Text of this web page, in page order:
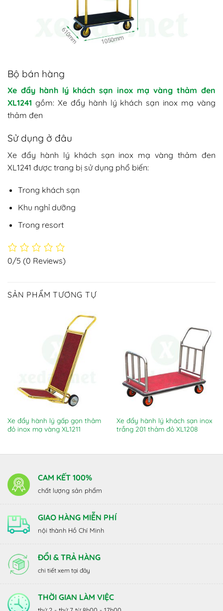
Bộ bán hàng
Xe đẩy hành lý khách sạn inox mạ vàng thảm đen
XL1241 gồm: Xe đẩy hành lý khách sạn inox mạ vàng
thảm đen
Sử dụng ở đâu
Xe đẩy hành lý khách sạn inox mạ vàng thảm đen
XL1241 được trang bị sử dụng phổ biến:
Trong khách sạn
Khu nghỉ dưỡng
Trong resort
0/5 (0 Reviews)
SẢN PHẨM TƯƠNG TỰ
Xe đẩy hành lý gấp gọn thảm
đỏ inox mạ vàng XL1211
Xe đẩy hành lý khách sạn inox
trắng 201 thảm đỏ XL1208
CAM KẾT 100%
chất lượng sản phẩm
GIAO HÀNG MIỄN PHÍ
nội thành Hồ Chí Minh
ĐỔI & TRẢ HÀNG
chi tiết xem tại đây
THỜI GIAN LÀM VIỆC